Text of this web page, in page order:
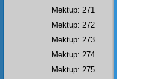
Mektup: 271
Mektup: 272
Mektup: 273
Mektup: 274
Mektup: 275